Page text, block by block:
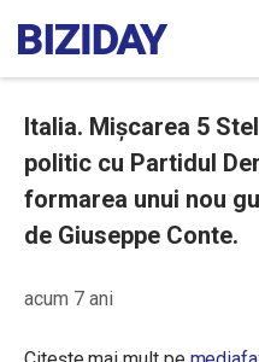
Italia. Mişcarea 5
politic cu Partidul
formarea unui nou
de Giuseppe Conte.
acum 7 ani